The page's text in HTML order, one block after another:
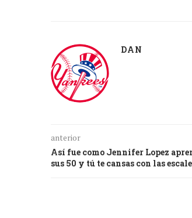
DAN
anterior
Así fue como Jennifer Lopez
sus 50 y tú te cansas con las